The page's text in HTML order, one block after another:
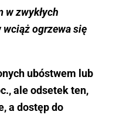
w zwykłych
ogrzewa się
ubóstwem lub
ale odsetek ten,
a dostęp do